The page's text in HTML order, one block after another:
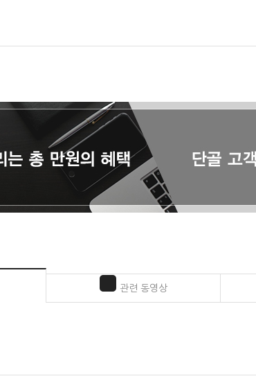
관련 동영상